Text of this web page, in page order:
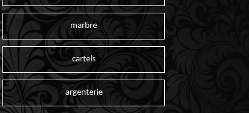
marbre
cartels
argenterie